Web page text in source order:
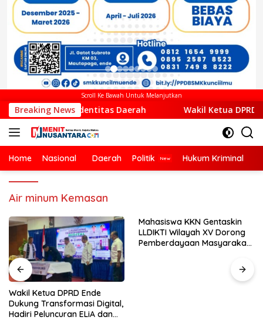
Scroll Ke Bawah Untuk Melanjutkan
Breaking News
Identitas Daerah Wakil Ketua DPRD Ende Dukung
Home Nasional Daerah Politik Hukum Kriminal
Air minum Kemasan
Wakil Ketua DPRD Ende
Dukung Transformasi Digital,
Hadiri Peluncuran ELiA dan
Mahasiswa KKN Gentaskin
LLDIKTI Wilayah XV Dorong
Pemberdayaan Masyarakat